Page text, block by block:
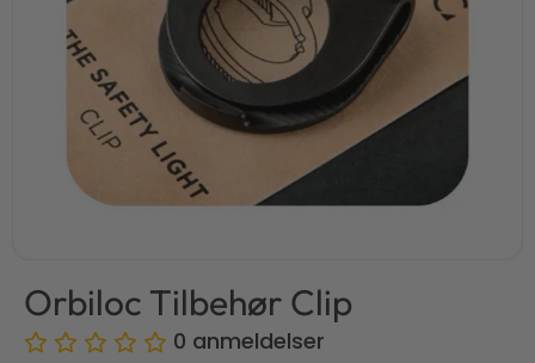
Orbiloc Tilbehør Clip
0 anmeldelser